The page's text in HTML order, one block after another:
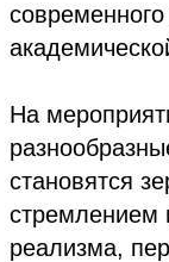
На
становятся
стремлением
реализма,